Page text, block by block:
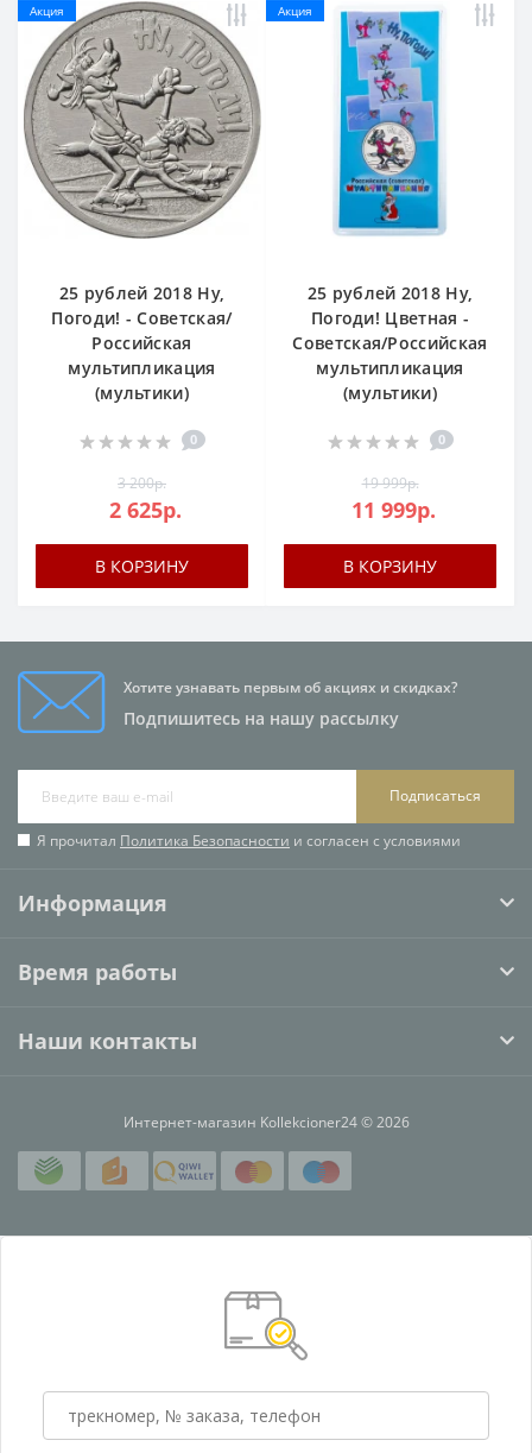
Акция
25 рублей 2018 Ну,
Погоди! - Советская/
Российская
мультипликация
(мультики)
0
3 200р.
2 625р.
В КОРЗИНУ
Акция
25 рублей 2018 Ну,
Погоди! Цветная -
Советская/Российская
мультипликация
(мультики)
0
19 999р.
11 999р.
В КОРЗИНУ
Хотите узнавать первым об акциях и скидках?
Подпишитесь на нашу рассылку
Подписаться
Я прочитал Политика Безопасности и согласен с условиями
Информация
Время работы
Наши контакты
Интернет-магазин Kollekcioner24 © 2026